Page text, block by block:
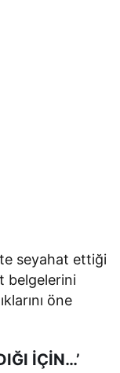
seyahat ettiği
belgelerini
öne
İÇİN…’